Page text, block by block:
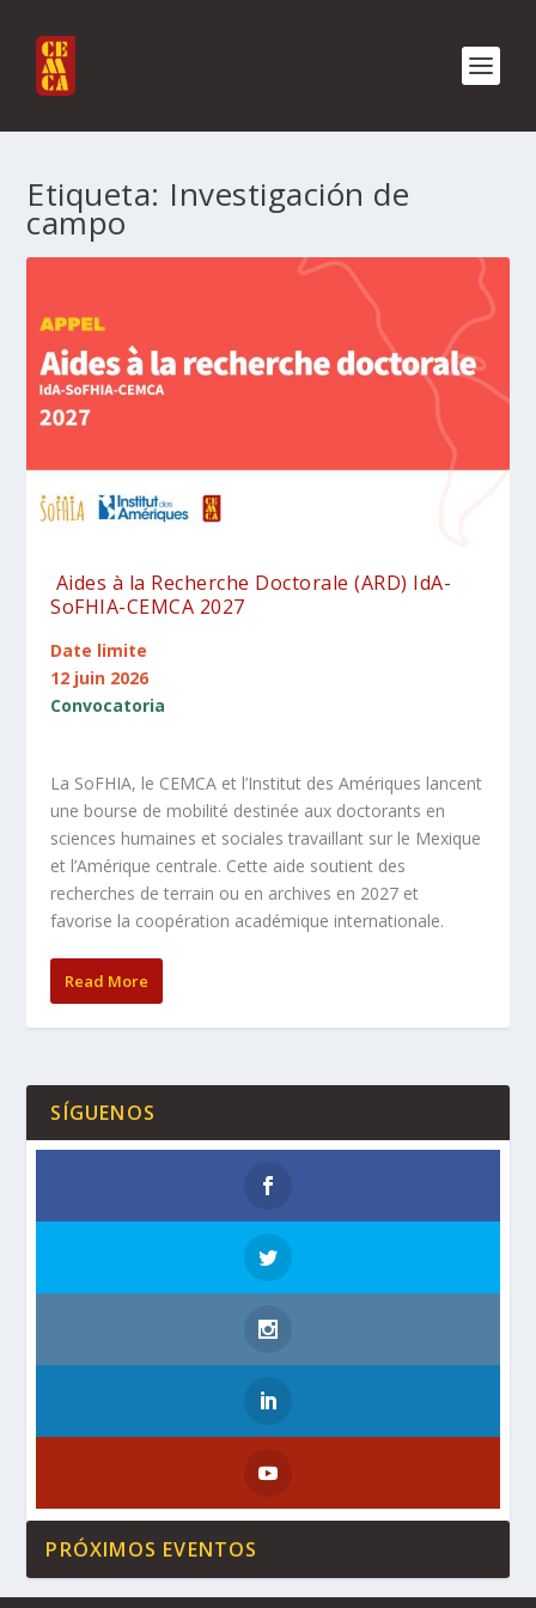
Etiqueta: Investigación de
campo
Aides à la Recherche Doctorale (ARD) IdA-
SoFHIA-CEMCA 2027
Date limite
12 juin 2026
Convocatoria
La SoFHIA, le CEMCA et l’Institut des Amériques lancent
une bourse de mobilité destinée aux doctorants en
sciences humaines et sociales travaillant sur le Mexique
et l’Amérique centrale. Cette aide soutient des
recherches de terrain ou en archives en 2027 et
favorise la coopération académique internationale.
Read More
SÍGUENOS
PRÓXIMOS EVENTOS